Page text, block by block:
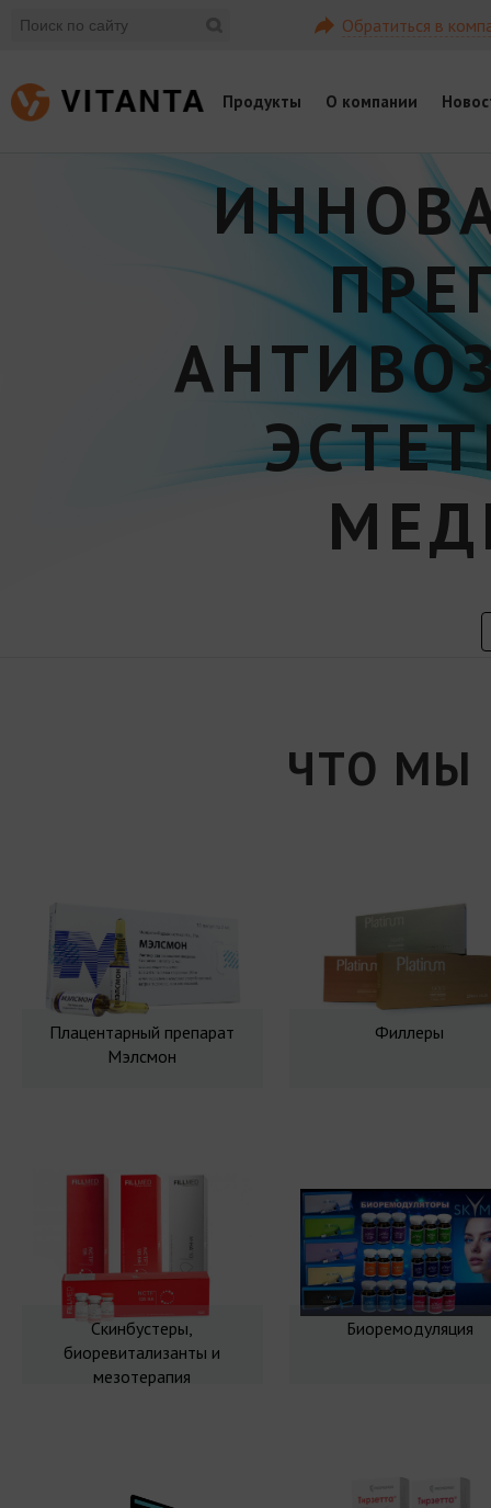
Обратиться в
Продукты О компании
ЧТО МЫ
Плацентарный препарат
Мэлсмон
Филлеры
Скинбустеры,
биоревитализанты и
мезотерапия
Биоремодуляция